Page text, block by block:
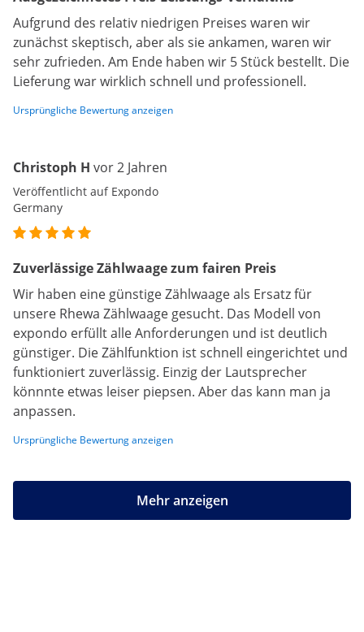
Aufgrund des relativ niedrigen Preises waren wir
zunächst skeptisch, aber als sie ankamen, waren wir
sehr zufrieden. Am Ende haben wir 5 Stück bestellt. Die
Lieferung war wirklich schnell und professionell.
Ursprüngliche Bewertung anzeigen
Christoph H vor 2 Jahren
Veröffentlicht auf Expondo
Germany
Zuverlässige Zählwaage zum fairen Preis
Wir haben eine günstige Zählwaage als Ersatz für
unsere Rhewa Zählwaage gesucht. Das Modell von
expondo erfüllt alle Anforderungen und ist deutlich
günstiger. Die Zählfunktion ist schnell eingerichtet und
funktioniert zuverlässig. Einzig der Lautsprecher
könnnte etwas leiser piepsen. Aber das kann man ja
anpassen.
Ursprüngliche Bewertung anzeigen
Mehr anzeigen